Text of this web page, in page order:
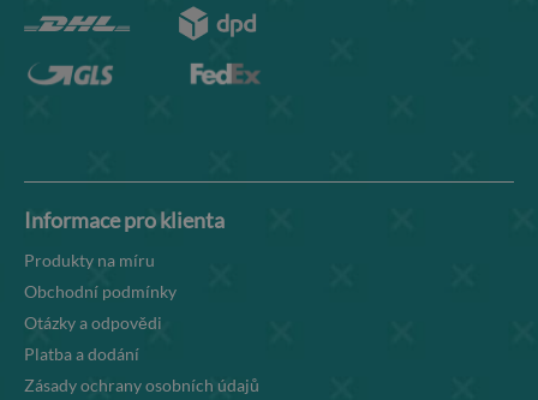
Informace pro klienta
Produkty na míru
Obchodní podmínky
Otázky a odpovědi
Platba a dodání
Zásady ochrany osobních údajů